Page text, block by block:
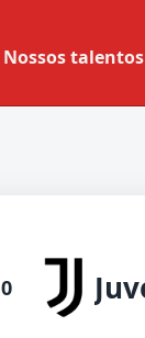
Nossos talentos
0